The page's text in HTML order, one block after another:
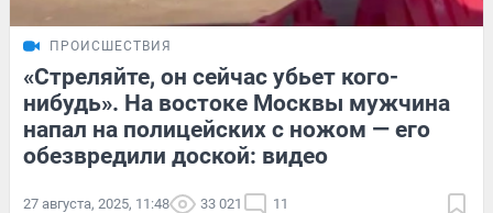
ПРОИСШЕСТВИЯ
«Стреляйте, он сейчас убьет кого-
нибудь». На востоке Москвы мужчина
напал на полицейских с ножом — его
обезвредили доской: видео
27 августа, 2025, 11:48 33 021 11